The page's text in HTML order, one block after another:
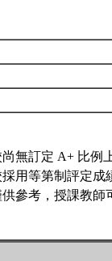
無訂定 A+ 比例
用等第制評定成
參考，授課教師